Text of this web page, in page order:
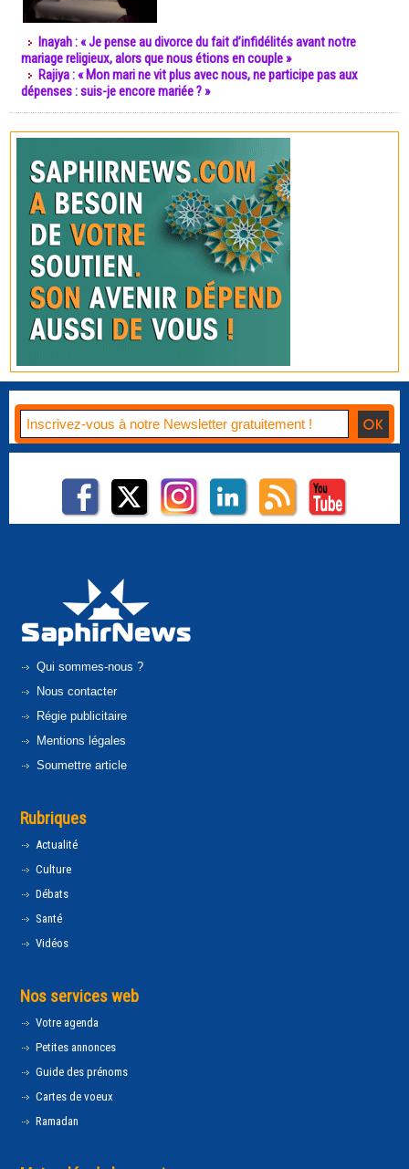
Inayah : « Je pense au divorce du fait d’infidélités avant notre
mariage religieux, alors que nous étions en couple »
Rajiya : « Mon mari ne vit plus avec nous, ne participe pas aux
dépenses : suis-je encore mariée ? »
Qui sommes-nous ?
Nous contacter
Régie publicitaire
Mentions légales
Soumettre article
Rubriques
Actualité
Culture
Débats
Santé
Vidéos
Nos services web
Votre agenda
Petites annonces
Guide des prénoms
Cartes de voeux
Ramadan